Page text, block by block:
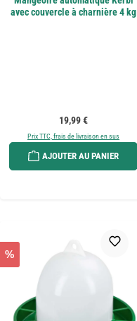
avec couvercle à charnière 4 kg
Prix régulier :
19,99 €
Prix TTC, frais de livraison en sus
AJOUTER AU PANIER
%